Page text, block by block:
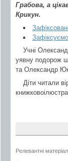
Грабова, а
Крикун.
Учні
уявну подорож
та Олександр
Діти читали
Релевантні